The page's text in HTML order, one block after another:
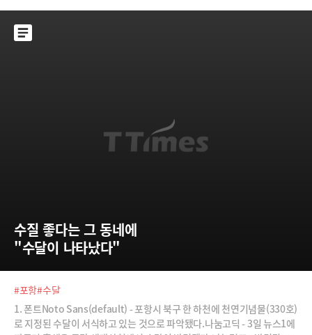
e - 발견된 수달은 성체로 곡강천 인근에 1~2마리가 서식하고 있을 것으로
수질 좋다는 그 동네에
"수달이 나타났다"
#포항#수달
1. 폰트Noto Sans(default) - 포항시 북구 한 하천에 천연기념물(330호)
로 지정된 수달이 서식하고 있는 것으로 파악됐다.나눔고딕 - 3일 뉴스1에